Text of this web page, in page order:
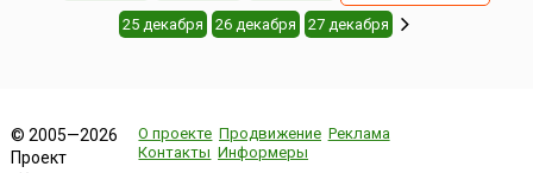
25 декабря 26 декабря 27 декабря
© 2005—2026
Проект
О проекте Продвижение Реклама
Контакты Информеры